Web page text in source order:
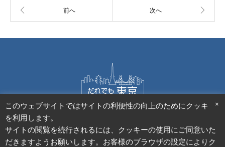
施設様向けお問合せフォーム
サイトポリシー
アクセシビリティ方針
個人情報保護方針
ホームページ評価アンケート
×
このウェブサイトではサイトの利便性の向上のためにクッキー
を利用します。
サイトの閲覧を続行されるには、クッキーの使用にご同意いた
だきますようお願いします。お客様のブラウザの設定によりク